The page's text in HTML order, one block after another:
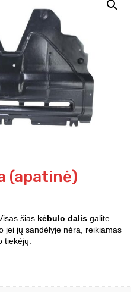
(apatinė)
Visas šias kėbulo dalis galite
jei jų sandėlyje nėra, reikiamas
tiekėjų.